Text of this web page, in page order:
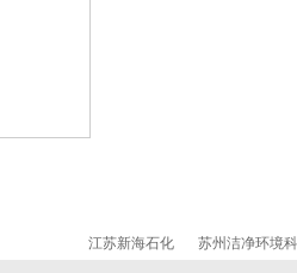
江苏新海石化 苏州洁净环境